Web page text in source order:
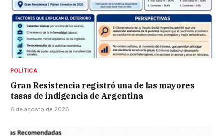
POLÍTICA
Gran Resistencia registró una de las mayores
tasas de indigencia de Argentina
6 de agosto de 2026